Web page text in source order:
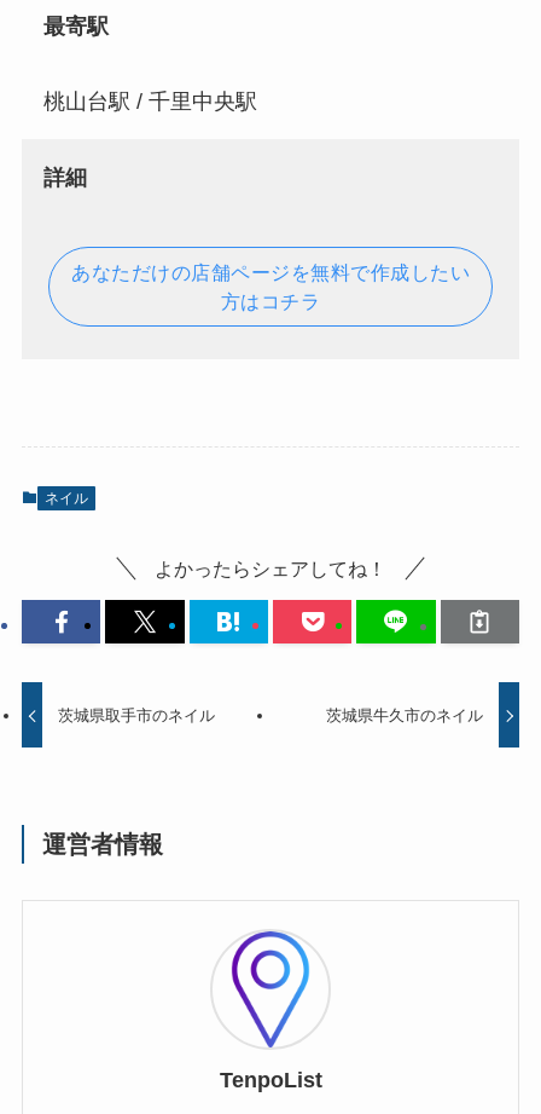
最寄駅
桃山台駅 / 千里中央駅
詳細
あなただけの店舗ページを無料で作成したい
方はコチラ
ネイル
よかったらシェアしてね！
茨城県取手市のネイル 茨城県牛久市のネイル
運営者情報
TenpoList